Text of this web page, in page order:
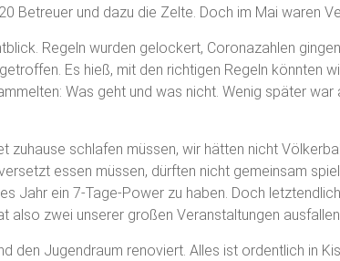
Betreuer und dazu die Zelte. Doch im Mai waren
Regeln wurden gelockert, Coronazahlen
Es hieß, mit den richtigen Regeln könnten
Was geht und was nicht. Wenig später
schlafen müssen, wir hätten nicht
essen müssen, dürften nicht gemeinsam
Jahr ein 7-Tage-Power zu haben. Doch
also zwei unserer großen Veranstaltungen
den Jugendraum renoviert. Alles ist ordentlich in